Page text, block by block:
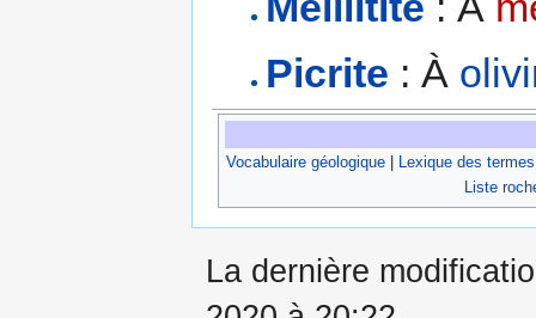
Picrite : À
Vocabulaire géologique
Lexique des
Liste
La dernière